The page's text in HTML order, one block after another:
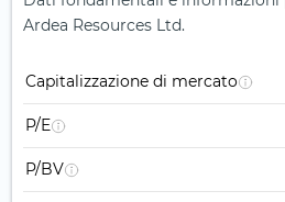
Ardea Resources Ltd.
Capitalizzazione di mercato
P/E
P/BV